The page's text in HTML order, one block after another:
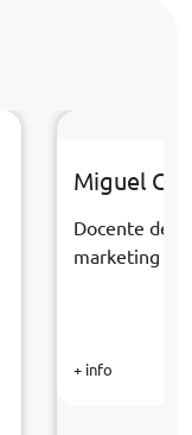
Miguel
Docente de
marketing
+ info